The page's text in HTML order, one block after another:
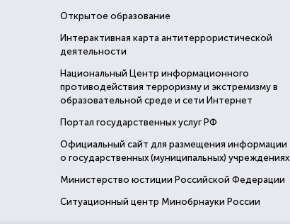
Открытое образование
Интерактивная карта антитеррористической
деятельности
Национальный Центр информационного
противодействия терроризму и экстремизму в
образовательной среде и сети Интернет
Портал государственных услуг РФ
Официальный сайт для размещения информации
о государственных (муниципальных) учреждениях
Министерство юстиции Российской Федерации
Ситуационный центр Минобрнауки России